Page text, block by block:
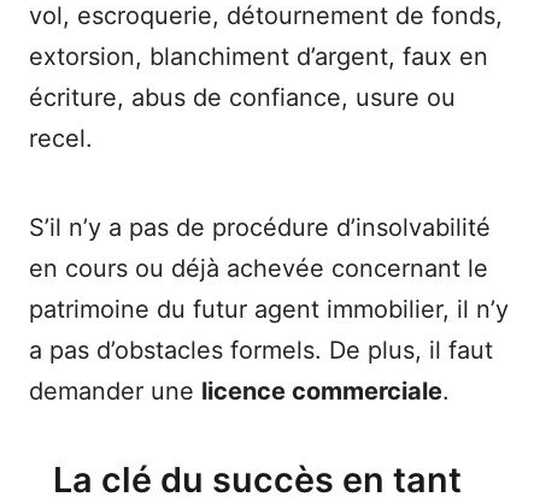
vol, escroquerie, détournement de fonds,
extorsion, blanchiment d’argent, faux en
écriture, abus de confiance, usure ou
recel.
S’il n’y a pas de procédure d’insolvabilité
en cours ou déjà achevée concernant le
patrimoine du futur agent immobilier, il n’y
a pas d’obstacles formels. De plus, il faut
demander une licence commerciale.
La clé du succès en tant